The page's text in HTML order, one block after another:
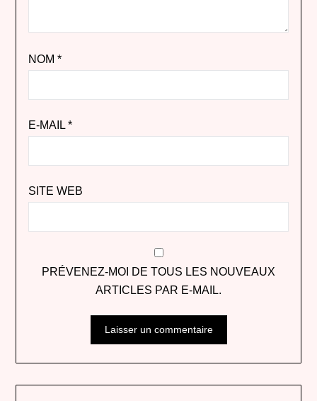
NOM *
E-MAIL *
SITE WEB
PRÉVENEZ-MOI DE TOUS LES NOUVEAUX
ARTICLES PAR E-MAIL.